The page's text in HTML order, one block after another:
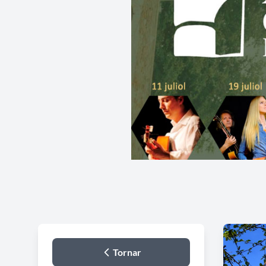
Tornar